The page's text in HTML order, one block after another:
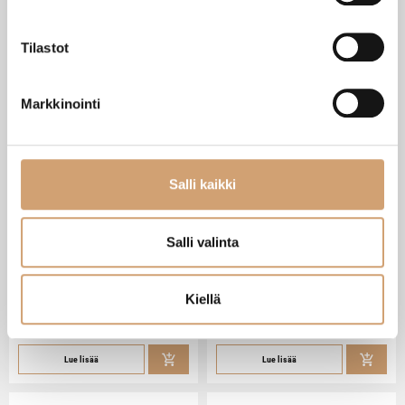
Tilastot
Markkinointi
Salli kaikki
Salli valinta
Kiellä
pippurimylly 18cm
79,90€
Lue lisää
29,90€
Lue lisää